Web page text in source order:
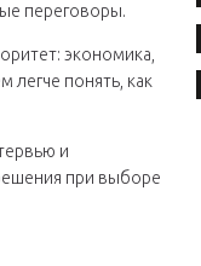
переговоры.
экономика,
понять, как
и
при выборе